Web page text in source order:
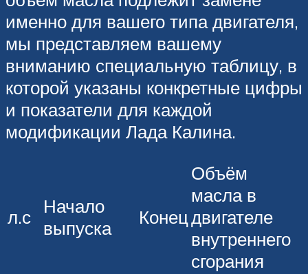
именно для вашего типа двигателя,
мы представляем вашему
вниманию специальную таблицу, в
которой указаны конкретные цифры
и показатели для каждой
модификации Лада Калина.
л.с
Начало
выпуска
Конец
Объём
масла в
двигателе
внутреннего
сгорания